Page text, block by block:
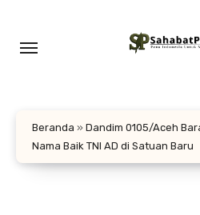
konten
Beranda » Dandim 0105/Aceh
Nama Baik TNI AD di Satuan Baru